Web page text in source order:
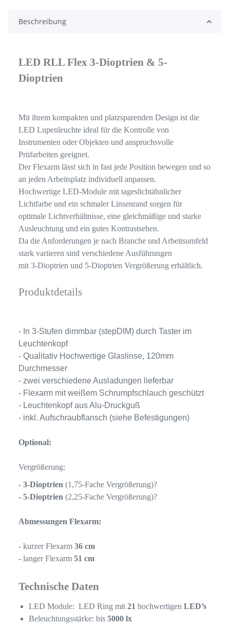
Beschreibung
LED RLL Flex 3-Dioptrien & 5-
Dioptrien
Mit ihrem kompakten und platzsparenden Design ist die
LED Lupenleuchte ideal für die Kontrolle von
Instrumenten oder Objekten und anspruchsvolle
Prüfarbeiten geeignet.
Der Flexarm lässt sich in fast jede Position bewegen und so
an jeden Arbeitsplatz individuell anpassen.
Hochwertige LED-Module mit tageslichtähnlicher
Lichtfarbe und ein schmaler Linsenrand sorgen für
optimale Lichtverhältnisse, eine gleichmäßige und starke
Ausleuchtung und ein gutes Kontrastsehen.
Da die Anforderungen je nach Branche und Arbeitsumfeld
stark variieren sind verschiedene Ausführungen
mit 3-Dioptrien und 5-Dioptrien Vergrößerung erhältlich.
Produktdetails
- In 3-Stufen dimmbar (stepDIM) durch Taster im
Leuchtenkopf
- Qualitativ Hochwertige Glaslinse, 120mm
Durchmesser
- zwei verschiedene Ausladungen lieferbar
- Flexarm mit weißem Schrumpfschlauch geschützt
- Leuchtenkopf aus Alu-Druckguß
- inkl. Aufschraubflansch (siehe Befestigungen)
Optional:
Vergrößerung:
- 3-Dioptrien (1,75-Fache Vergrößerung)?
- 5-Dioptrien (2,25-Fache Vergrößerung)?
Abmessungen Flexarm:
- kurzer Flexarm 36 cm
- langer Flexarm 51 cm
Technische Daten
LED Module: LED Ring mit 21 hochwertigen LED’s
Beleuchtungsstärke: bis 5000 lx